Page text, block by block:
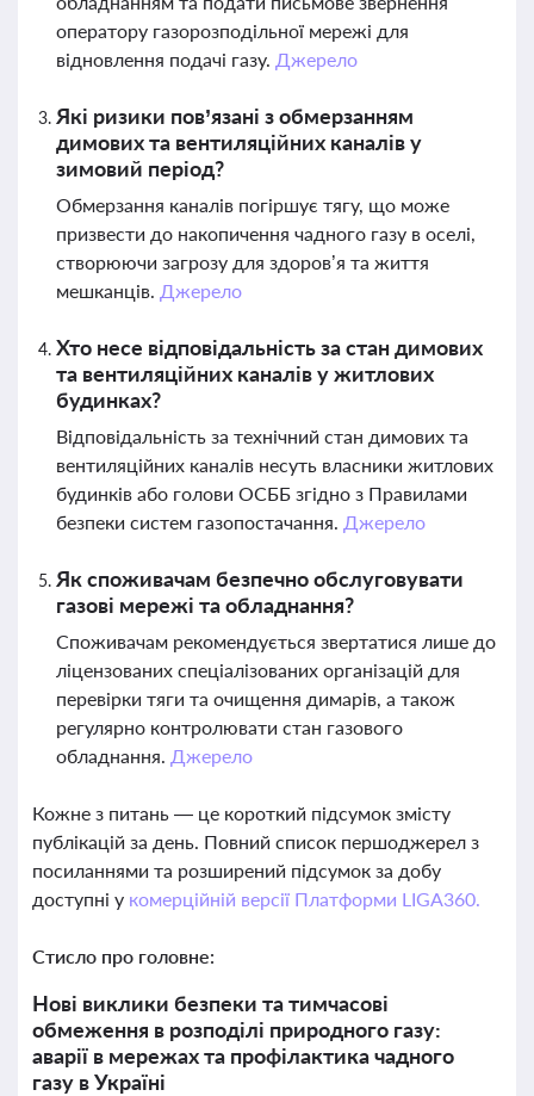
оператору газорозподільної мережі для
відновлення подачі газу. Джерело
Які ризики пов’язані з обмерзанням
димових та вентиляційних каналів у
зимовий період?
Обмерзання каналів погіршує тягу, що може
призвести до накопичення чадного газу в оселі,
створюючи загрозу для здоров’я та життя
мешканців. Джерело
Хто несе відповідальність за стан димових
та вентиляційних каналів у житлових
будинках?
Відповідальність за технічний стан димових та
вентиляційних каналів несуть власники житлових
будинків або голови ОСББ згідно з Правилами
безпеки систем газопостачання. Джерело
Як споживачам безпечно обслуговувати
газові мережі та обладнання?
Споживачам рекомендується звертатися лише до
ліцензованих спеціалізованих організацій для
перевірки тяги та очищення димарів, а також
регулярно контролювати стан газового
обладнання. Джерело
Кожне з питань — це короткий підсумок змісту
публікацій за день. Повний список першоджерел з
посиланнями та розширений підсумок за добу
доступні у комерційній версії Платформи LIGA360.
Стисло про головне:
Нові виклики безпеки та тимчасові
обмеження в розподілі природного газу:
аварії в мережах та профілактика чадного
газу в Україні